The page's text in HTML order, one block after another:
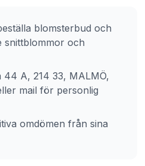
blomsterbud och
snittblommor och
44 A, 214 33, MALMÖ,
mail för personlig
omdömen från sina